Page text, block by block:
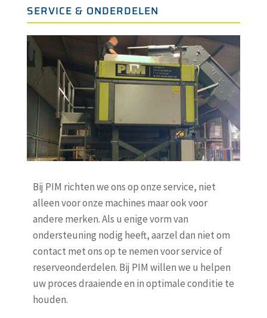
SERVICE & ONDERDELEN
Bij PIM richten we ons op onze service, niet
alleen voor onze machines maar ook voor
andere merken. Als u enige vorm van
ondersteuning nodig heeft, aarzel dan niet om
contact met ons op te nemen voor service of
reserveonderdelen. Bij PIM willen we u helpen
uw proces draaiende en in optimale conditie te
houden.